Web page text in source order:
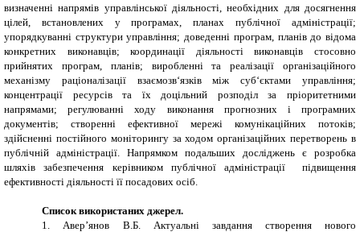
визначенні напрямів управлінської діяльності, необхідних для досягнення
цілей, встановлених у програмах, планах публічної адміністрації;
упорядкуванні структури управління; доведенні програм, планів до відома
конкретних виконавців; координації діяльності виконавців стосовно
прийнятих програм, планів; виробленні та реалізації організаційного
механізму раціоналізації взаємозв‘язків між суб‘єктами управління;
концентрації ресурсів та їх доцільний розподіл за пріоритетними
напрямами; регулюванні ходу виконання прогнозних і програмних
документів; створенні ефективної мережі комунікаційних потоків;
здійсненні постійного моніторингу за ходом організаційних перетворень в
публічній адміністрації. Напрямком подальших досліджень є розробка
шляхів забезпечення керівником публічної адміністрації підвищення
ефективності діяльності її посадових осіб.
Список використаних джерел.
1. Авер’янов В.Б. Актуальні завдання створення нового